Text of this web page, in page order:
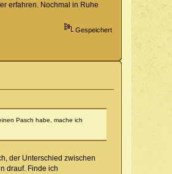
erfahren. Nochmal in Ruhe
Gespeichert
Pasch habe, mache ich
der Unterschied zwischen
drauf. Finde ich